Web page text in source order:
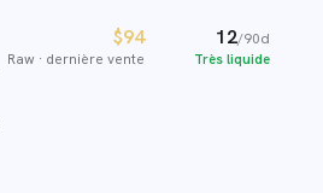
$94
Raw · dernière vente
12/90d
Très liquide